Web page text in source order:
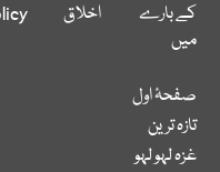
کے بارے
میں
اخلاق
صفحۂ اول
تازہ ترین
غزہ لہو لہو